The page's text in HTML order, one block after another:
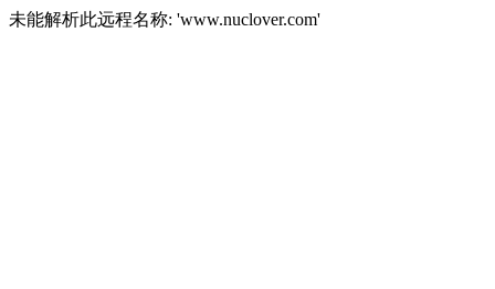
未能解析此远程名称: 'www.nuclover.com'